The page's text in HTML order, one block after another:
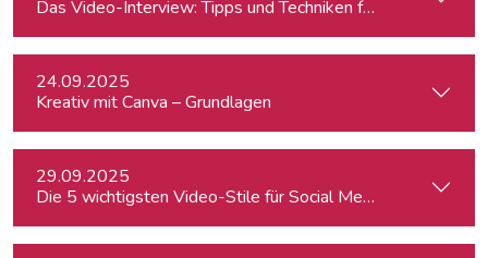
Das Video-Interview: Tipps und Techniken für TV und Web
24.09.2025
Kreativ mit Canva – Grundlagen
29.09.2025
Die 5 wichtigsten Video-Stile für Social Media - Linz